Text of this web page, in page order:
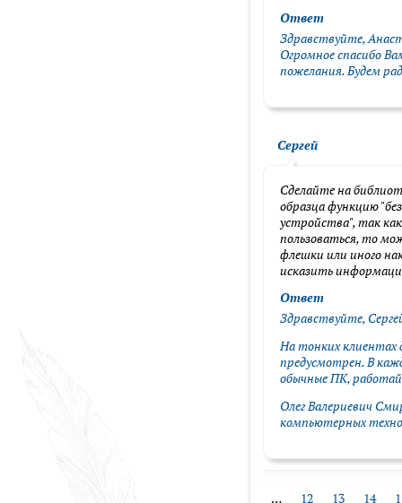
Ответ
Здравствуйте,
Огромное спасибо
пожелания. Будем
Сергей
Сделайте на
образца функцию
устройства", так как
пользоваться, то
флешки или иного
исказить
Ответ
Здравствуйте,
На тонких клиентах
предусмотрен. В
обычные ПК,
Олег Валериевич
компьютерных
… 12 13 14